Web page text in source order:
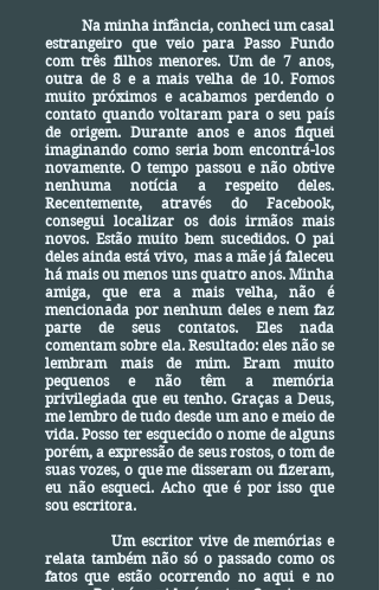
Na minha infância, conheci um casal
estrangeiro que veio para Passo Fundo
com três filhos menores. Um de 7 anos,
outra de 8 e a mais velha de 10. Fomos
muito próximos e acabamos perdendo o
contato quando voltaram para o seu país
de origem. Durante anos e anos fiquei
imaginando como seria bom encontrá-los
novamente. O tempo passou e não obtive
nenhuma notícia a respeito deles.
Recentemente, através do Facebook,
consegui localizar os dois irmãos mais
novos. Estão muito bem sucedidos. O pai
deles ainda está vivo, mas a mãe já faleceu
há mais ou menos uns quatro anos. Minha
amiga, que era a mais velha, não é
mencionada por nenhum deles e nem faz
parte de seus contatos. Eles nada
comentam sobre ela. Resultado: eles não se
lembram mais de mim. Eram muito
pequenos e não têm a memória
privilegiada que eu tenho. Graças a Deus,
me lembro de tudo desde um ano e meio de
vida. Posso ter esquecido o nome de alguns
porém, a expressão de seus rostos, o tom de
suas vozes, o que me disseram ou fizeram,
eu não esqueci. Acho que é por isso que
sou escritora.
Um escritor vive de memórias e
relata também não só o passado como os
fatos que estão ocorrendo no aqui e no